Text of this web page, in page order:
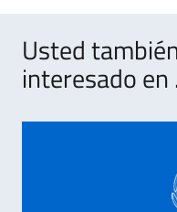
Usted
interesado en